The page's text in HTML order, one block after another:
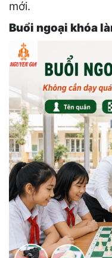
mới.
Buổi ngoại khóa